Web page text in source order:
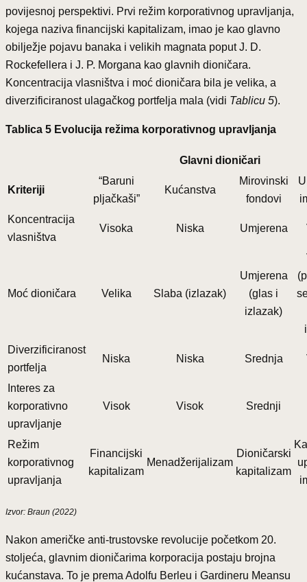
povijesnoj perspektivi. Prvi režim korporativnog upravljanja,
kojega naziva financijski kapitalizam, imao je kao glavno
obilježje pojavu banaka i velikih magnata poput J. D.
Rockefellera i J. P. Morgana kao glavnih dioničara.
Koncentracija vlasništva i moć dioničara bila je velika, a
diverzificiranost ulagačkog portfelja mala (vidi Tablicu 5).
Tablica 5 Evolucija režima korporativnog upravljanja
Glavni dioničari
Kriteriji
“Baruni
pljačkaši”
Kućanstva
Mirovinski
fondovi
Koncentracija
vlasništva
Visoka Niska Umjerena
Moć dioničara Velika Slaba (izlazak)
Umjerena
(glas i
izlazak)
Diverzificiranost
portfelja
Niska Niska Srednja
Interes za
korporativno
upravljanje
Visok Visok Srednji
Režim
korporativnog
upravljanja
Financijski
kapitalizam
Menadžerijalizam
Dioničarski
kapitalizam
Izvor: Braun (2022)
Nakon američke anti-trustovske revolucije početkom 20.
stoljeća, glavnim dioničarima korporacija postaju brojna
kućanstava. To je prema Adolfu Berleu i Gardineru Meansu